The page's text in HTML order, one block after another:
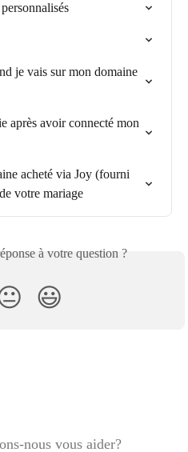
je vais sur mon domaine
après avoir connecté mon
acheté via Joy (fourni
votre mariage
à votre question ?
😃